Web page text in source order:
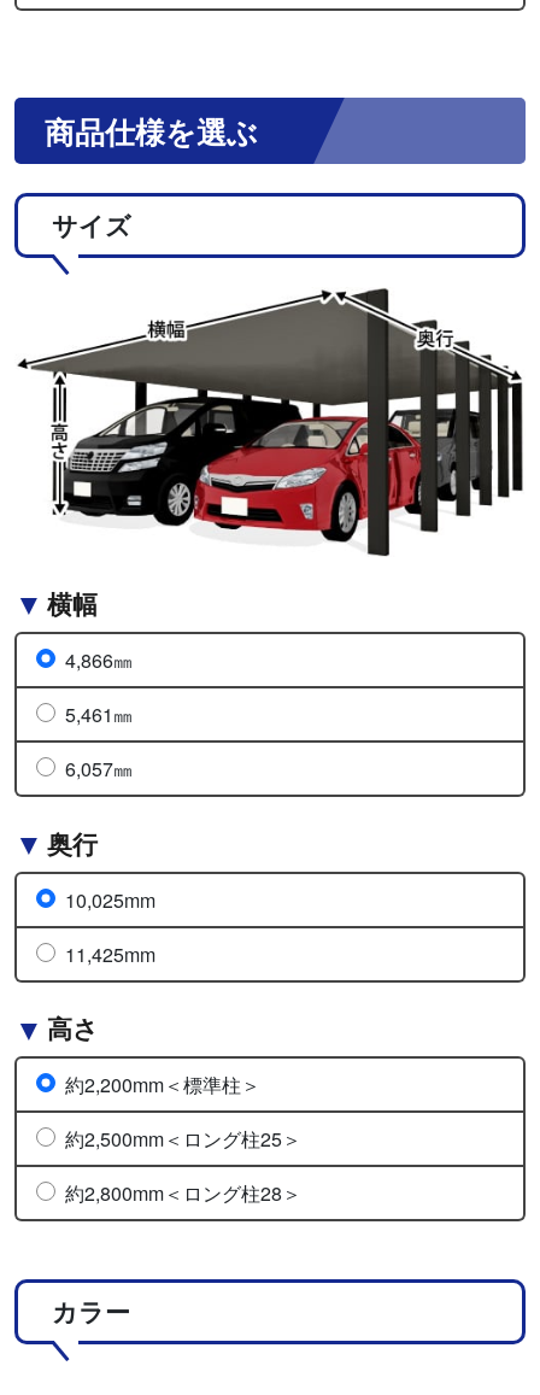
商品仕様を選ぶ
サイズ
横幅
4,866㎜
5,461㎜
6,057㎜
奥行
10,025mm
11,425mm
高さ
約2,200mm＜標準柱＞
約2,500mm＜ロング柱25＞
約2,800mm＜ロング柱28＞
カラー